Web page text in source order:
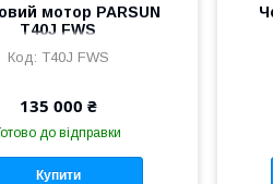
мотор PARSUN
T40J FWS
T40J FWS
135 000 ₴
до відправки
Купити